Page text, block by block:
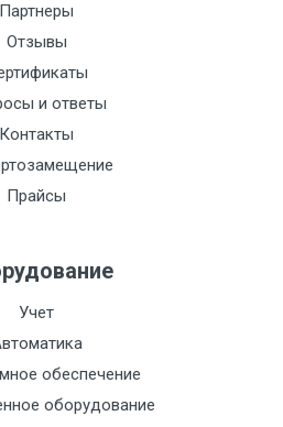
Партнеры
Отзывы
и ответы
Контакты
Прайсы
Учет
обеспечение
оборудование